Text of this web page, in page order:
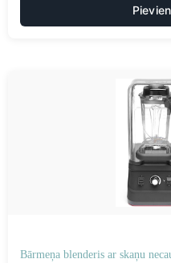
Bārmeņa blenderis ar skaņu